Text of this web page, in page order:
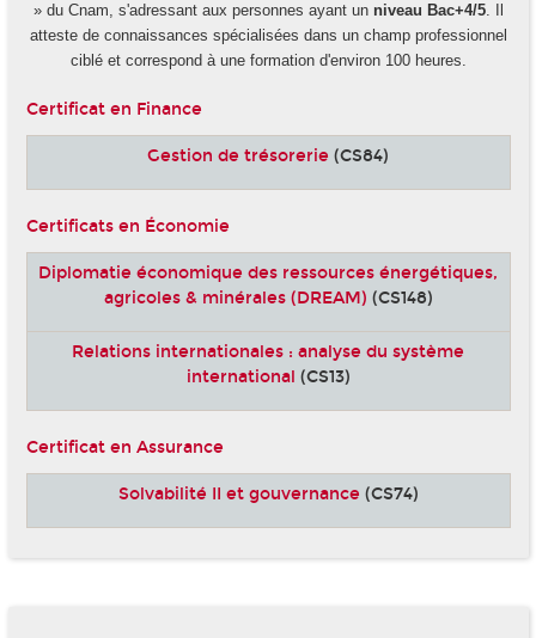
» du Cnam, s'adressant aux personnes ayant un niveau Bac+4/5. Il
atteste de connaissances spécialisées dans un champ professionnel
ciblé et correspond à une formation d'environ 100 heures.
Certificat en Finance
Gestion de trésorerie (CS84)
Certificats en Économie
Diplomatie économique des ressources énergétiques,
agricoles & minérales (DREAM) (CS148)
Relations internationales : analyse du système
international (CS13)
Certificat en Assurance
Solvabilité II et gouvernance (CS74)